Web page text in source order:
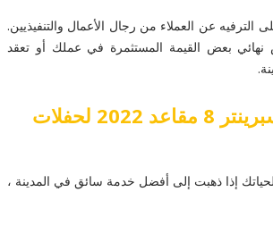
عن العملاء من رجال الأعمال والتنفيذيين.
بعض القيمة المستثمرة في عملك أو تعقد
مرسيدس بنز سبرينتر 8 مقاعد 2022 لحفلات
إذا ذهبت إلى أفضل خدمة سائق في المدينة ،